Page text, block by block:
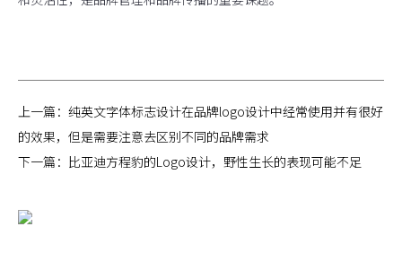
上一篇： 纯英文字体标志设计在品牌logo设计中经常使用并有很好
的效果，但是需要注意去区别不同的品牌需求
下一篇： 比亚迪方程豹的Logo设计，野性生长的表现可能不足